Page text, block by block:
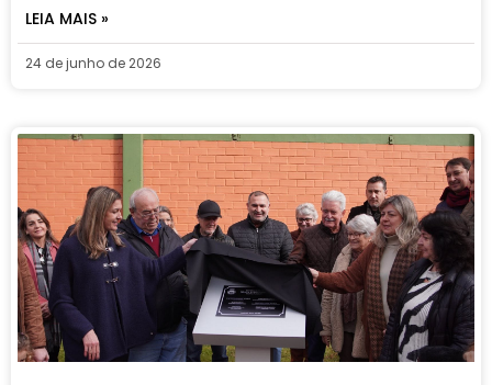
LEIA MAIS »
24 de junho de 2026